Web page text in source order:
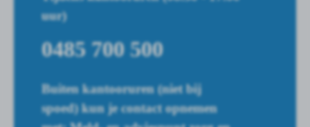
uur)
0485 700 500
Buiten kantooruren (niet bij
spoed) kun je contact opnemen